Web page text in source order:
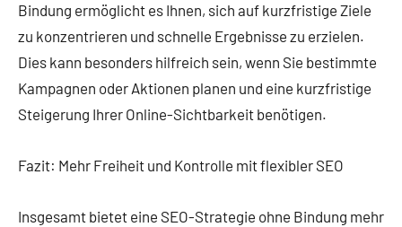
Bindung ermöglicht es Ihnen, sich auf kurzfristige Ziele
zu konzentrieren und schnelle Ergebnisse zu erzielen.
Dies kann besonders hilfreich sein, wenn Sie bestimmte
Kampagnen oder Aktionen planen und eine kurzfristige
Steigerung Ihrer Online-Sichtbarkeit benötigen.
Fazit: Mehr Freiheit und Kontrolle mit flexibler SEO
Insgesamt bietet eine SEO-Strategie ohne Bindung mehr